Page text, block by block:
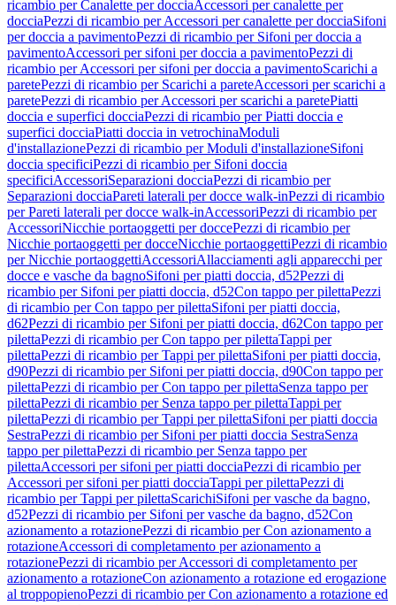
ricambio per Canalette per docciaAccessori per canalette per
docciaPezzi di ricambio per Accessori per canalette per docciaSifoni
per doccia a pavimentoPezzi di ricambio per Sifoni per doccia a
pavimentoAccessori per sifoni per doccia a pavimentoPezzi di
ricambio per Accessori per sifoni per doccia a pavimentoScarichi a
paretePezzi di ricambio per Scarichi a pareteAccessori per scarichi a
paretePezzi di ricambio per Accessori per scarichi a paretePiatti
doccia e superfici docciaPezzi di ricambio per Piatti doccia e
superfici docciaPiatti doccia in vetrochinaModuli
d'installazionePezzi di ricambio per Moduli d'installazioneSifoni
doccia specificiPezzi di ricambio per Sifoni doccia
specificiAccessoriSeparazioni docciaPezzi di ricambio per
Separazioni docciaPareti laterali per docce walk-inPezzi di ricambio
per Pareti laterali per docce walk-inAccessoriPezzi di ricambio per
AccessoriNicchie portaoggetti per doccePezzi di ricambio per
Nicchie portaoggetti per docceNicchie portaoggettiPezzi di ricambio
per Nicchie portaoggettiAccessoriAllacciamenti agli apparecchi per
docce e vasche da bagnoSifoni per piatti doccia, d52Pezzi di
ricambio per Sifoni per piatti doccia, d52Con tappo per pilettaPezzi
di ricambio per Con tappo per pilettaSifoni per piatti doccia,
d62Pezzi di ricambio per Sifoni per piatti doccia, d62Con tappo per
pilettaPezzi di ricambio per Con tappo per pilettaTappi per
pilettaPezzi di ricambio per Tappi per pilettaSifoni per piatti doccia,
d90Pezzi di ricambio per Sifoni per piatti doccia, d90Con tappo per
pilettaPezzi di ricambio per Con tappo per pilettaSenza tappo per
pilettaPezzi di ricambio per Senza tappo per pilettaTappi per
pilettaPezzi di ricambio per Tappi per pilettaSifoni per piatti doccia
SestraPezzi di ricambio per Sifoni per piatti doccia SestraSenza
tappo per pilettaPezzi di ricambio per Senza tappo per
pilettaAccessori per sifoni per piatti docciaPezzi di ricambio per
Accessori per sifoni per piatti docciaTappi per pilettaPezzi di
ricambio per Tappi per pilettaScarichiSifoni per vasche da bagno,
d52Pezzi di ricambio per Sifoni per vasche da bagno, d52Con
azionamento a rotazionePezzi di ricambio per Con azionamento a
rotazioneAccessori di completamento per azionamento a
rotazionePezzi di ricambio per Accessori di completamento per
azionamento a rotazioneCon azionamento a rotazione ed erogazione
al troppopienoPezzi di ricambio per Con azionamento a rotazione ed